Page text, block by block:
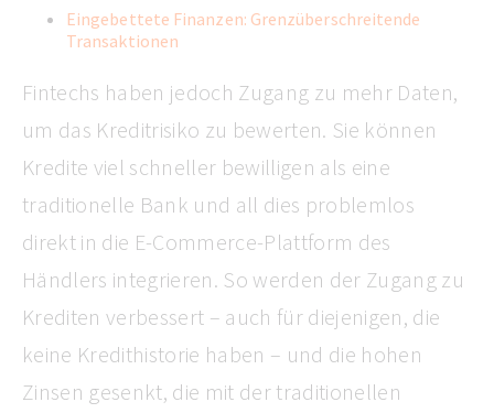
Eingebettete Finanzen: Grenzüberschreitende
Transaktionen
Fintechs haben jedoch Zugang zu mehr Daten,
um das Kreditrisiko zu bewerten. Sie können
Kredite viel schneller bewilligen als eine
traditionelle Bank und all dies problemlos
direkt in die E-Commerce-Plattform des
Händlers integrieren. So werden der Zugang zu
Krediten verbessert – auch für diejenigen, die
keine Kredithistorie haben – und die hohen
Zinsen gesenkt, die mit der traditionellen